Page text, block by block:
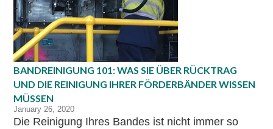
BANDREINIGUNG 101: WAS SIE ÜBER RÜCKTRAG
UND DIE REINIGUNG IHRER FÖRDERBÄNDER WISSEN
MÜSSEN
January 26, 2020
Die Reinigung Ihres Bandes ist nicht immer so